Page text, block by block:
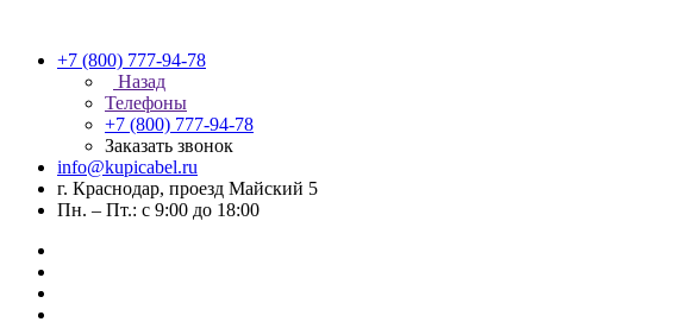
+7 (800) 777-94-78
Назад
Телефоны
+7 (800) 777-94-78
Заказать звонок
info@kupicabel.ru
г. Краснодар, проезд Майский 5
Пн. – Пт.: с 9:00 до 18:00